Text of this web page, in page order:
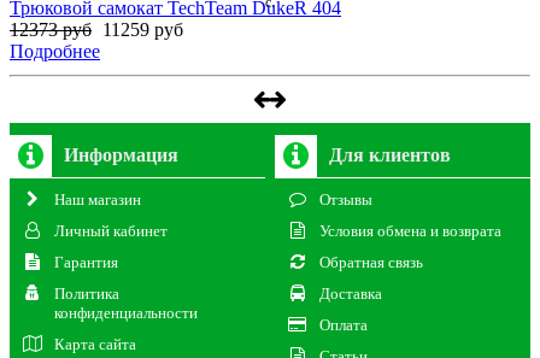
Трюковой самокат TechTeam DukeR 404
12373 руб 11259 руб
Подробнее
Информация
Наш магазин
Личный кабинет
Гарантия
Политика
конфиденциальности
Карта сайта
Для клиентов
Отзывы
Условия обмена и возврата
Обратная связь
Доставка
Оплата